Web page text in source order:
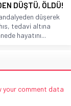
DÜŞTÜ, ÖLDÜ!
düşerek
tedavi altına
hayatını...
your comment data